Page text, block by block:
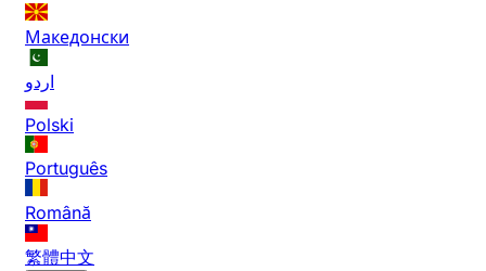
Македонски
اردو
Polski
Português
Română
繁體中文